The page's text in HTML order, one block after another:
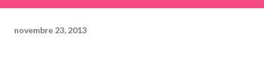
novembre 23, 2013